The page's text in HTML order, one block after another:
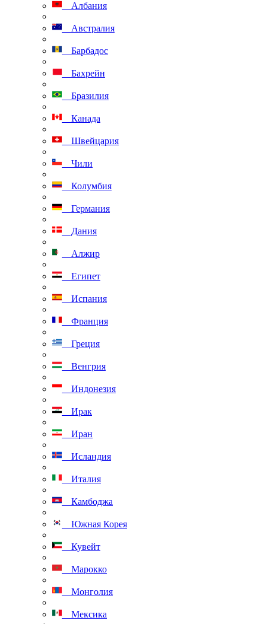
Албания
Австралия
Барбадос
Бахрейн
Бразилия
Канада
Швейцария
Чили
Колумбия
Германия
Дания
Алжир
Египет
Испания
Франция
Греция
Венгрия
Индонезия
Ирак
Иран
Исландия
Италия
Камбоджа
Южная Корея
Кувейт
Марокко
Монголия
Мексика